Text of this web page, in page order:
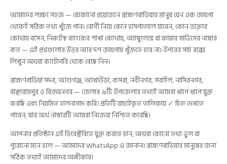
আমাদের লক্ষ্য সহজ — যেকোনো প্রয়োজনে ব্রাহ্মণবাড়িয়ার মানুষ যেন এক জায়গা
থেকেই সঠিক তথ্য খুঁজে পান। রোগী নিয়ে কোন হাসপাতালে যাবেন, কোন ডাক্তার
কোথায় বসেন, নিকটস্থ ব্যাংকের শাখা কোথায়, অ্যাম্বুলেন্স বা ফায়ার সার্ভিসের নাম্বার
কত — এই প্রশ্নগুলোর উত্তর আর দশ জায়গায় খুঁজতে হবে না। উপরের সার্চ বক্সে
লিখুন অথবা ক্যাটাগরি থেকে বেছে নিন।
ব্রাহ্মণবাড়িয়া সদর, আশুগঞ্জ, আখাউড়া, কসবা, নবীনগর, সরাইল, নাসিরনগর,
বাঞ্ছারামপুর ও বিজয়নগর — জেলার ৯টি উপজেলার তথ্যই আমরা ধাপে ধাপে যুক্ত
করছি এবং নিয়মিত হালনাগাদ করি। প্রতিটি যাচাইকৃত তালিকায় ✓ চিহ্ন দেখতে
পাবেন, যার অর্থ নাম্বারটি আমরা নিজেরা নিশ্চিত করেছি।
আপনার প্রতিষ্ঠান এই ডিরেক্টরিতে যুক্ত করতে চান, অথবা কোনো তথ্য ভুল বা
পুরোনো মনে হলে — আমাদের WhatsApp এ জানান। ব্রাহ্মণবাড়িয়ার মানুষের জন্য
সঠিক তথ্যই আমাদের অঙ্গীকার।